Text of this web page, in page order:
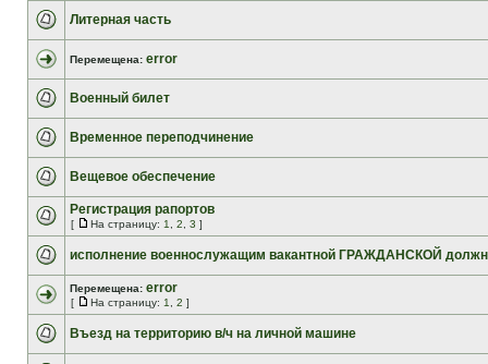
Литерная часть
Перемещена: error
Военный билет
Временное переподчинение
Вещевое обеспечение
Регистрация рапортов
[ На страницу: 1 2 3 ]
исполнение военнослужащим вакантной ГРАЖДАНСКОЙ
Перемещена: error
[ На страницу: 1 2 ]
Въезд на территорию в/ч на личной машине